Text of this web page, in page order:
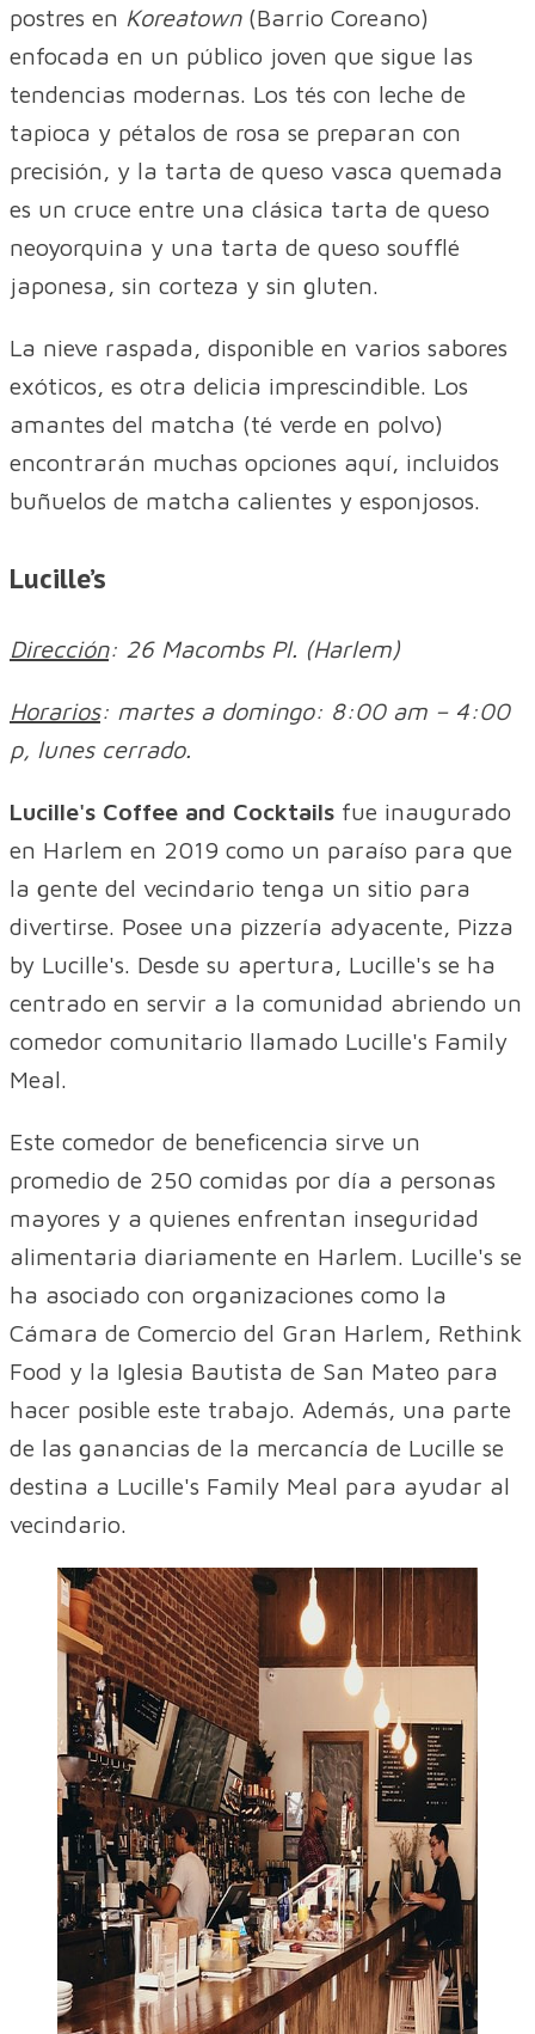
postres en Koreatown(Barrio Coreano)
enfocada en un público joven que sigue las
tendencias modernas. Los tés con leche de
tapioca y pétalos de rosa se preparan con
precisión, y la tarta de queso vasca quemada
es un cruce entre una clásica tarta de queso
neoyorquina y una tarta de queso soufflé
japonesa, sin corteza y sin gluten.
La nieve raspada, disponible en varios sabores
exóticos, es otra delicia imprescindible. Los
amantes del matcha (té verde en polvo)
encontrarán muchas opciones aquí, incluidos
buñuelos de matcha calientes y esponjosos.
Lucille’s
Dirección: 26 Macombs Pl. (Harlem)
Horarios: martes a domingo: 8:00 am – 4:00
p, lunes cerrado.
Lucille's Coffee and Cocktails fue inaugurado
en Harlem en 2019 como un paraíso para que
la gente del vecindario tenga un sitio para
divertirse. Posee una pizzería adyacente, Pizza
by Lucille's. Desde su apertura, Lucille's se ha
centrado en servir a la comunidad abriendo un
comedor comunitario llamado Lucille's Family
Meal.
Este comedor de beneficencia sirve un
promedio de 250 comidas por día a personas
mayores y a quienes enfrentan inseguridad
alimentaria diariamente en Harlem. Lucille's se
ha asociado con organizaciones como la
Cámara de Comercio del Gran Harlem, Rethink
Food y la Iglesia Bautista de San Mateo para
hacer posible este trabajo. Además, una parte
de las ganancias de la mercancía de Lucille se
destina a Lucille's Family Meal para ayudar al
vecindario.